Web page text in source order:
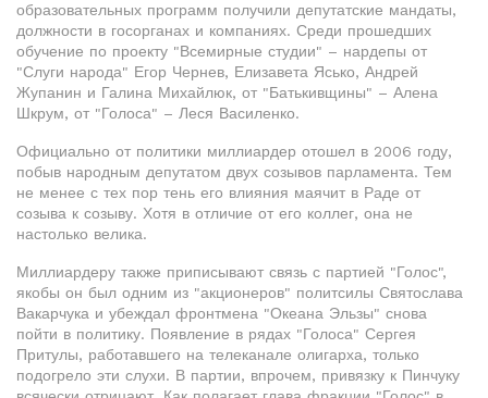
образовательных программ получили депутатские мандаты,
должности в госорганах и компаниях. Среди прошедших
обучение по проекту "Всемирные студии" – нардепы от
"Слуги народа" Егор Чернев, Елизавета Ясько, Андрей
Жупанин и Галина Михайлюк, от "Батькивщины" – Алена
Шкрум, от "Голоса" – Леся Василенко.
Официально от политики миллиардер отошел в 2006 году,
побыв народным депутатом двух созывов парламента. Тем
не менее с тех пор тень его влияния маячит в Раде от
созыва к созыву. Хотя в отличие от его коллег, она не
настолько велика.
Миллиардеру также приписывают связь с партией "Голос",
якобы он был одним из "акционеров" политсилы Святослава
Вакарчука и убеждал фронтмена "Океана Эльзы" снова
пойти в политику. Появление в рядах "Голоса" Сергея
Притулы, работавшего на телеканале олигарха, только
подогрело эти слухи. В партии, впрочем, привязку к Пинчуку